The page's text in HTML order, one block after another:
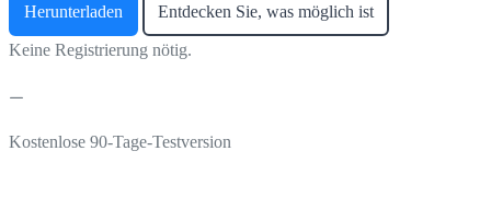
Herunterladen Entdecken Sie, was möglich ist
Keine Registrierung nötig.
Kostenlose 90-Tage-Testversion